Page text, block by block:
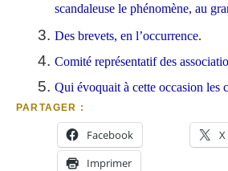
scandaleuse le phénomène, au
Des brevets, en l’occurrence.
Comité représentatif des
Qui évoquait à cette occasion les
PARTAGER :
Facebook X
Imprimer